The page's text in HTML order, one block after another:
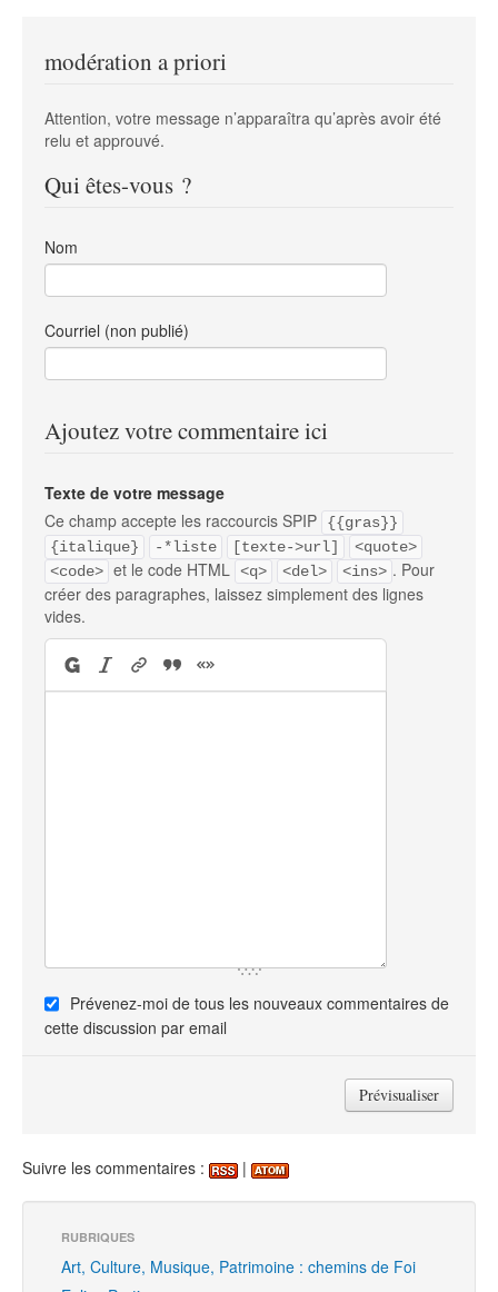
modération a priori
Attention, votre message n’apparaîtra qu’après avoir été
relu et approuvé.
Qui êtes-vous ?
Nom
Courriel (non publié)
Ajoutez votre commentaire ici
Texte de votre message
Ce champ accepte les raccourcis SPIP
{{gras}}
{italique}
-*liste [texte->url]
<quote>
<code> et le code HTML <q> <del> <ins> . Pour
créer des paragraphes, laissez simplement des lignes
vides.
Prévenez-moi de tous les nouveaux commentaires de
cette discussion par email
Suivre les commentaires : |
RUBRIQUES
Art, Culture, Musique, Patrimoine : chemins de Foi